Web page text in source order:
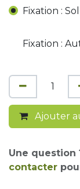
Fixation : Sol
Fixation :
Ajouter
Une question
contacter